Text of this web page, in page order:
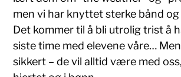
men vi har knyttet sterke bånd og
Det kommer til å bli utrolig trist å
siste time med elevene våre…
sikkert – de vil alltid være med